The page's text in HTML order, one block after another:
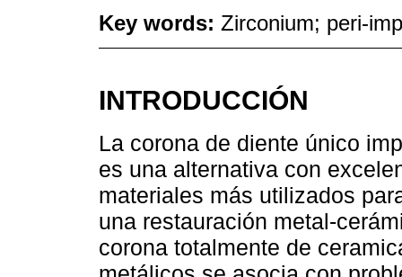
Key words: Zirconium; peri-
INTRODUCCIÓN
La corona de diente único
es una alternativa con
materiales más utilizados
una restauración metal-
corona totalmente de